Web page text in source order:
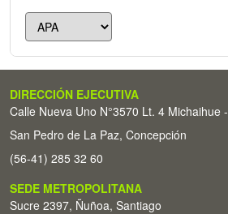
DIRECCIÓN EJECUTIVA
Calle Nueva Uno N°3570 Lt. 4 Michaihue -
San Pedro de La Paz, Concepción
(56-41) 285 32 60
SEDE METROPOLITANA
Sucre 2397, Ñuñoa, Santiago